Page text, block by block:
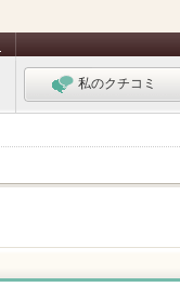
私のクチコミ